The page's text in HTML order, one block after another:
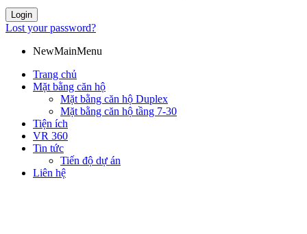
Login
Lost your password?
NewMainMenu
Trang chủ
Mặt bằng căn hộ
Mặt bằng căn hộ Duplex
Mặt bằng căn hộ tầng 7-30
Tiện ích
VR 360
Tin tức
Tiến độ dự án
Liên hệ